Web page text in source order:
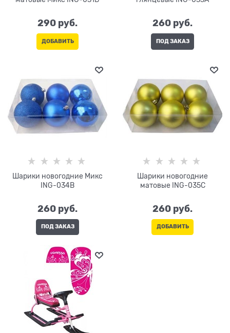
290 руб.
ДОБАВИТЬ
260 руб.
ПОД ЗАКАЗ
Шарики новогодние Микс
ING-034B
260 руб.
ПОД ЗАКАЗ
Шарики новогодние
матовые ING-035C
260 руб.
ДОБАВИТЬ